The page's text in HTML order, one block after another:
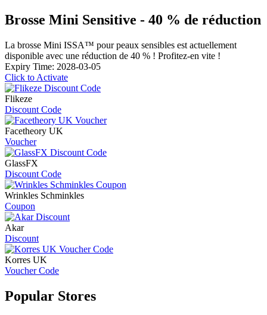
Brosse Mini Sensitive - 40 % de réduction
La brosse Mini ISSA™ pour peaux sensibles est actuellement
disponible avec une réduction de 40 % ! Profitez-en vite !
Expiry Time: 2028-03-05
Click to Activate
Flikeze
Discount Code
Facetheory UK
Voucher
GlassFX
Discount Code
Wrinkles Schminkles
Coupon
Akar
Discount
Korres UK
Voucher Code
Popular Stores